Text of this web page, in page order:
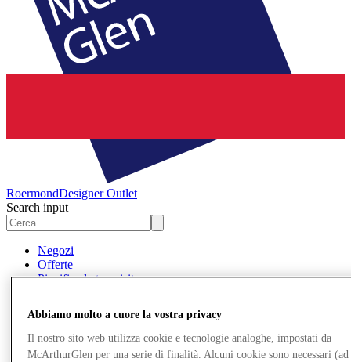
RoermondDesigner Outlet
Search input
Negozi
Offerte
Pianifica la tua visita
Servizi
Scopri la regione
Gift Card
Abbiamo molto a cuore la vostra privacy
Il nostro sito web utilizza cookie e tecnologie analoghe, impostati da
McArthurGlen per una serie di finalità. Alcuni cookie sono necessari (ad